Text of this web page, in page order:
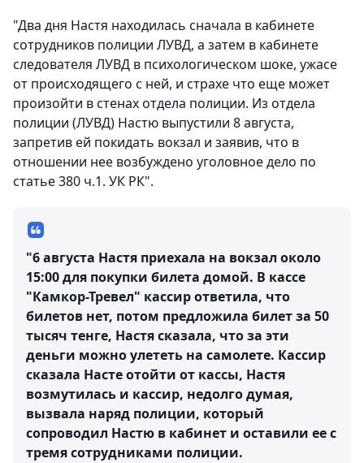
"Два дня Настя находилась сначала в кабинете
сотрудников полиции ЛУВД, а затем в кабинете
следователя ЛУВД в психологическом шоке, ужасе
от происходящего с ней, и страхе что еще может
произойти в стенах отдела полиции. Из отдела
полиции (ЛУВД) Настю выпустили 8 августа,
запретив ей покидать вокзал и заявив, что в
отношении нее возбуждено уголовное дело по
статье 380 ч.1. УК РК".
"6 августа Настя приехала на вокзал около
15:00 для покупки билета домой. В кассе
"Камкор-Тревел" кассир ответила, что
билетов нет, потом предложила билет за 50
тысяч тенге, Настя сказала, что за эти
деньги можно улететь на самолете. Кассир
сказала Насте отойти от кассы, Настя
возмутилась и кассир, недолго думая,
вызвала наряд полиции, который
сопроводил Настю в кабинет и оставили ее с
тремя сотрудниками полиции.